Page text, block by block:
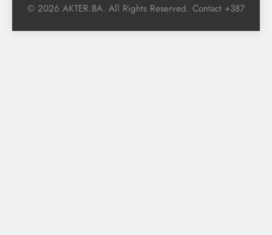
© 2026 AKTER.BA. All Rights Reserved. Contact +387